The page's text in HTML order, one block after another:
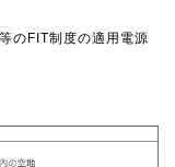
のFIT制度の適用電源